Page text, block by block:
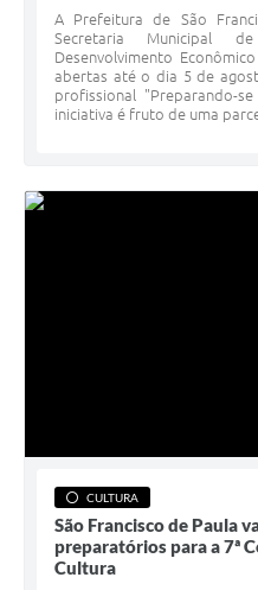
A Prefeitura de São
Secretaria Municipal de
Desenvolvimento
abertas até o dia 5 de
profissional "Preparando-
iniciativa é fruto de uma
CULTURA
São Francisco de Paula
preparatórios para a 7ª
Cultura